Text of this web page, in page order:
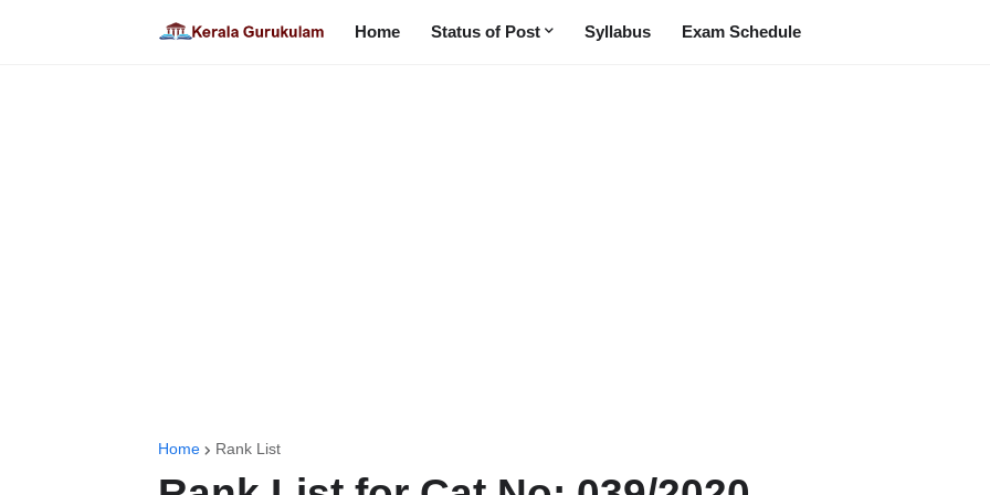
Home Status of Post Syllabus Exam Schedule
Home Rank List